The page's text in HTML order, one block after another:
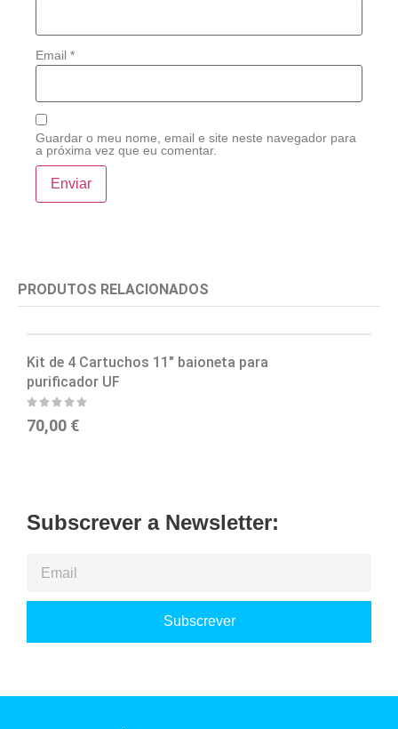
Email *
Guardar o meu nome, email e site neste navegador para
a próxima vez que eu comentar.
PRODUTOS RELACIONADOS
Kit de 4 Cartuchos 11″ baioneta para
purificador UF
70,00 €
Subscrever a Newsletter:
Subscrever